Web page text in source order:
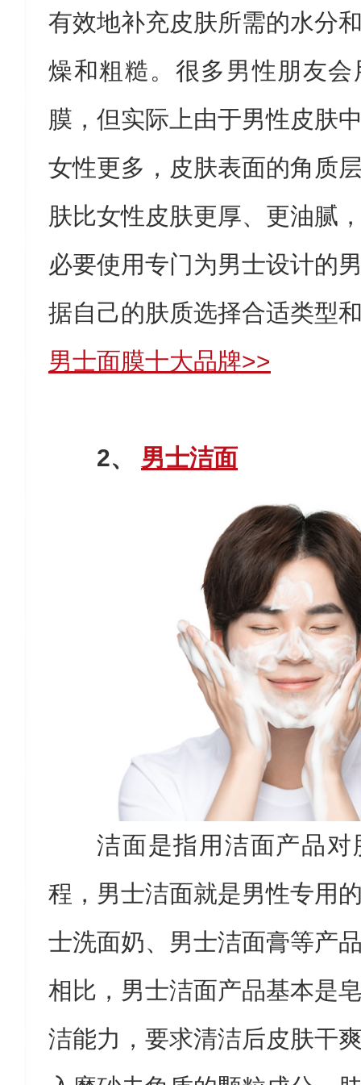
有效地补充皮肤所需的水分
燥和粗糙。很多男性朋友
膜，但实际上由于男性皮肤
女性更多，皮肤表面的角质
肤比女性皮肤更厚、更油腻
必要使用专门为男士设计的
据自己的肤质选择合适类型
男士面膜十大品牌>>
2、 男士洁面
洁面是指用洁面产品
程，男士洁面就是男性专用
士洗面奶、男士洁面膏等产
相比，男士洁面产品基本是
洁能力，要求清洁后皮肤干